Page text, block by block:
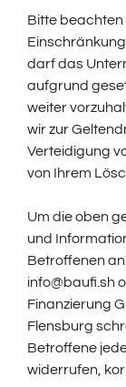
Bitte
darf das
aufgrund
weiter
wir zur
Verteidigung
von Ihrem
Um die oben
und
Betroffenen
info@baufi.sh
Finanzierung
Flensburg
Betroffene
widerrufen,